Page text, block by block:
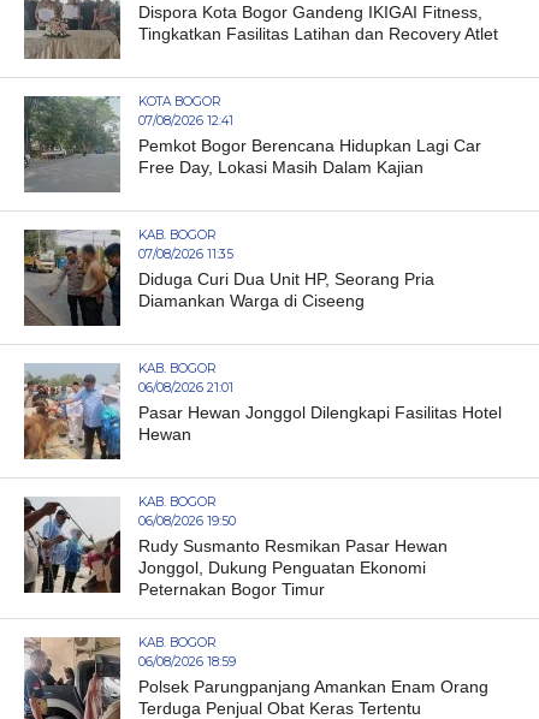
Dispora Kota Bogor Gandeng IKIGAI Fitness,
Tingkatkan Fasilitas Latihan dan Recovery Atlet
KOTA BOGOR
07/08/2026 12:41
Pemkot Bogor Berencana Hidupkan Lagi Car
Free Day, Lokasi Masih Dalam Kajian
KAB. BOGOR
07/08/2026 11:35
Diduga Curi Dua Unit HP, Seorang Pria
Diamankan Warga di Ciseeng
KAB. BOGOR
06/08/2026 21:01
Pasar Hewan Jonggol Dilengkapi Fasilitas Hotel
Hewan
KAB. BOGOR
06/08/2026 19:50
Rudy Susmanto Resmikan Pasar Hewan
Jonggol, Dukung Penguatan Ekonomi
Peternakan Bogor Timur
KAB. BOGOR
06/08/2026 18:59
Polsek Parungpanjang Amankan Enam Orang
Terduga Penjual Obat Keras Tertentu